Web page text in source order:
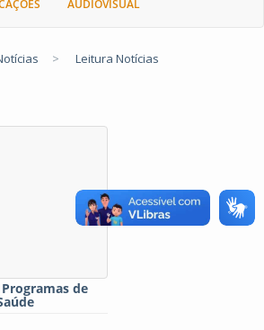
AUDIOVISUAL
> Leitura Notícias
de